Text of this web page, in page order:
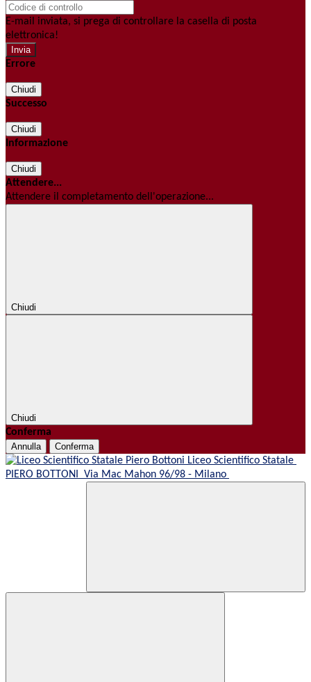
E-mail inviata, si prega di controllare la casella di posta
elettronica!
Errore
Chiudi
Successo
Chiudi
Informazione
Chiudi
Attendere...
Attendere il completamento dell'operazione...
Chiudi
Chiudi
Conferma
Annulla Conferma
Liceo Scientifico Statale
PIERO BOTTONI Via Mac Mahon 96/98 - Milano